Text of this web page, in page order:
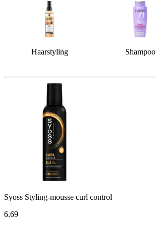
Haarstyling Shampoo
Syoss Styling-mousse curl control
6.69